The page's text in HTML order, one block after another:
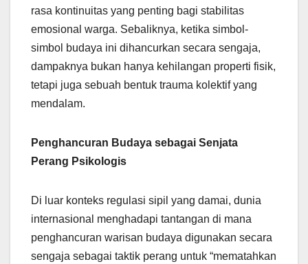
rasa kontinuitas yang penting bagi stabilitas
emosional warga. Sebaliknya, ketika simbol-
simbol budaya ini dihancurkan secara sengaja,
dampaknya bukan hanya kehilangan properti fisik,
tetapi juga sebuah bentuk trauma kolektif yang
mendalam.
Penghancuran Budaya sebagai Senjata
Perang Psikologis
Di luar konteks regulasi sipil yang damai, dunia
internasional menghadapi tantangan di mana
penghancuran warisan budaya digunakan secara
sengaja sebagai taktik perang untuk “mematahkan